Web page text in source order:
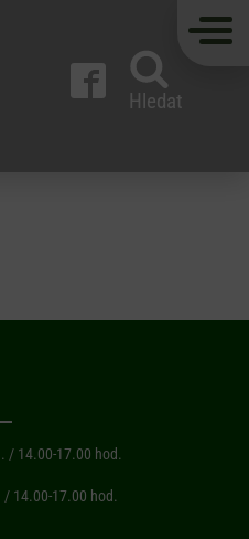
Hledat
/ 14.00-17.00 hod.
14.00-17.00 hod.